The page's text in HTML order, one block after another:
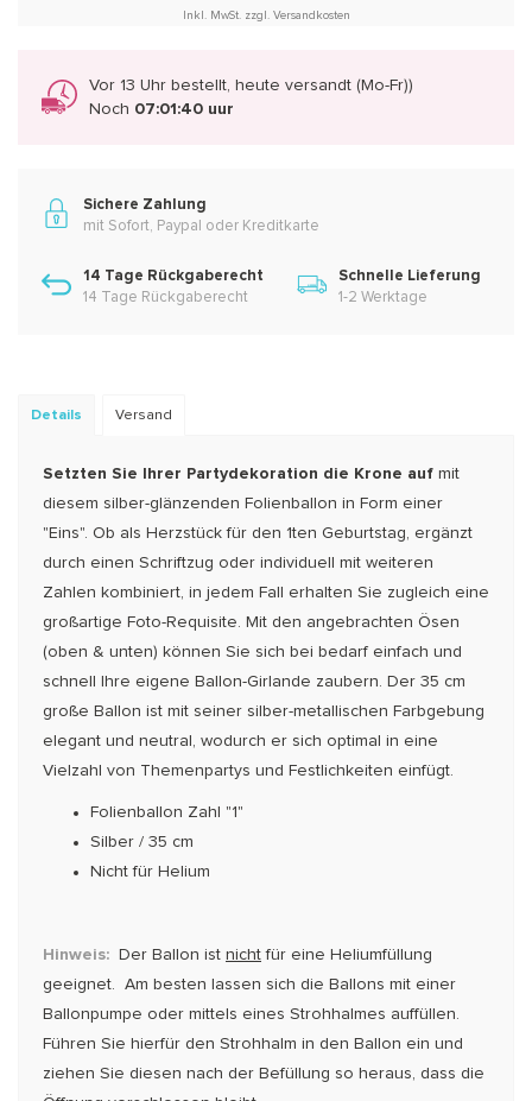
Inkl. MwSt. zzgl. Versandkosten
Vor 13 Uhr bestellt, heute versandt (Mo-Fr))
Noch 07:01:40 uur
Sichere Zahlung
mit Sofort, Paypal oder Kreditkarte
14 Tage Rückgaberecht
14 Tage Rückgaberecht
Schnelle Lieferung
1-2 Werktage
Details Versand
Setzten Sie Ihrer Partydekoration die Krone auf mit
diesem silber-glänzenden Folien­­­bal­­lon in Form einer
"Eins". Ob als Herzstück für den 1ten Geburtstag, ergänzt
durch einen Schrift­­­zug oder individuell mit weiteren
Zahlen kombiniert, in jedem Fal­l erhalten Sie zugleich eine
großartige Foto-Requisite. Mit den angebrachten Ösen
(oben & unten) können Sie sich bei bedarf ein­fach und
schnell Ihre eigene Ballon-Girlande zaubern. Der 35 cm
große Ballon ist mit seiner silber-metal­lischen Farb­­gebung
elegant und neutral, wodurch er sich opti­mal in eine
Vielzahl von Themen­partys und Festlichkeiten einfügt.
Folienballon Zahl "1"
Silber / 35 cm
Nicht für Helium
Hinweis: Der Ballon ist nicht für eine Heliumfüllung
geeignet. Am besten lassen sich die Ballons mit einer
Ballonpumpe oder mittels eines Strohhalmes auffüllen.
Führen Sie hierfür den Strohhalm in den Bal­lon ein und
ziehen Sie diesen nach der Befüllung so heraus, dass die